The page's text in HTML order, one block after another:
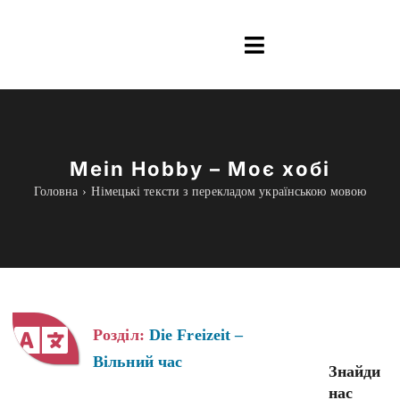
Toggle
Все для навчання
Mein Hobby – Моє хобі
Головна Німецькі тексти з перекладом українською мовою
Розділ: Die Freizeit –
Вільний час
Знайди
нас